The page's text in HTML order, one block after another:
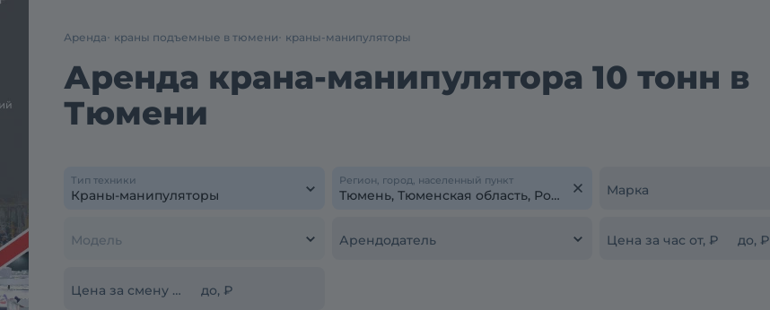
Аренда краны подъемные в тюмени краны-манипуляторы
Аренда крана-манипулятора 10 тонн в
Тюмени
Тип техники Регион, город, населенный пункт
Марка
Модель Арендодатель Цена за час от, ₽ до, ₽
Цена за смену от, ₽
до, ₽